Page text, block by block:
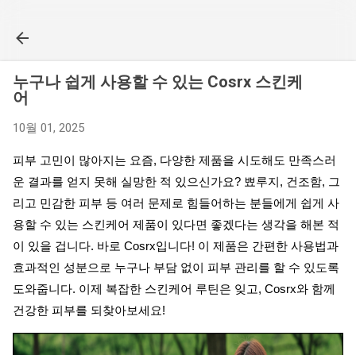
누구나 쉽게 사용할 수 있는 Cosrx 스킨케
어
10월 01, 2025
피부 고민이 많아지는 요즘, 다양한 제품을 시도해도 만족스러
운 결과를 얻지 못해 실망한 적 있으신가요? 뾰루지, 건조함, 그
리고 민감한 피부 등 여러 문제로 힘들어하는 분들에게 쉽게 사
용할 수 있는 스킨케어 제품이 있다면 좋겠다는 생각을 해본 적
이 있을 겁니다. 바로 Cosrx입니다! 이 제품은 간편한 사용법과
효과적인 성분으로 누구나 부담 없이 피부 관리를 할 수 있도록
도와줍니다. 이제 복잡한 스킨케어 루틴은 잊고, Cosrx와 함께
건강한 피부를 되찾아보세요!